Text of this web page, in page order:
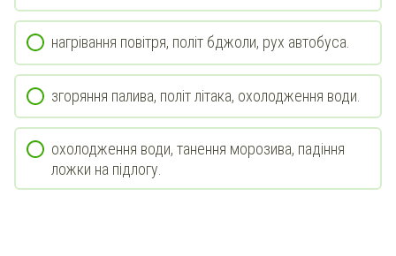
нагрівання повітря, політ бджоли, рух автобуса.
згоряння палива, політ літака, охолодження води.
охолодження води, танення морозива, падіння
ложки на підлогу.